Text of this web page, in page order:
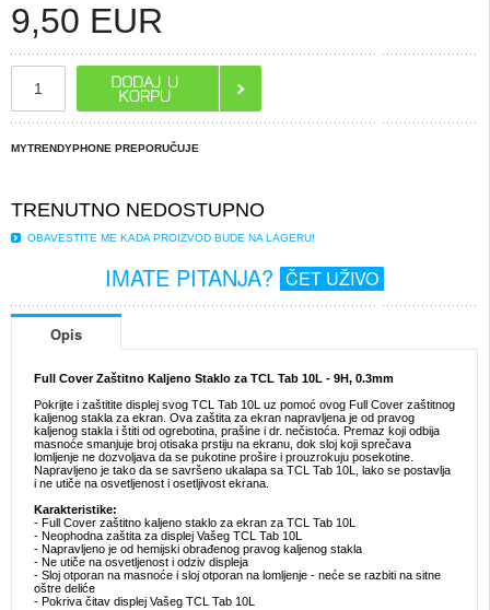
9,50 EUR
MYTRENDYPHONE PREPORUČUJE
TRENUTNO NEDOSTUPNO
OBAVESTITE ME KADA PROIZVOD BUDE NA LAGERU!
IMATE PITANJA? ČET UŽIVO
Opis
Full Cover Zaštitno Kaljeno Staklo za TCL Tab 10L - 9H, 0.3mm
Pokrijte i zaštitite displej svog TCL Tab 10L uz pomoć ovog Full Cover zaštitnog
kaljenog stakla za ekran. Ova zaštita za ekran napravljena je od pravog
kaljenog stakla i štiti od ogrebotina, prašine i dr. nečistoća. Premaz koji odbija
masnoće smanjuje broj otisaka prstiju na ekranu, dok sloj koji sprečava
lomljenje ne dozvoljava da se pukotine prošire i prouzrokuju posekotine.
Napravljeno je tako da se savršeno ukalapa sa TCL Tab 10L, lako se postavlja
i ne utiče na osvetljenost i osetljivost ekrana.
Karakteristike:
- Full Cover zaštitno kaljeno staklo za ekran za TCL Tab 10L
- Neophodna zaštita za displej Vašeg TCL Tab 10L
- Napravljeno je od hemijski obrađenog pravog kaljenog stakla
- Ne utiče na osvetljenost i odziv displeja
- Sloj otporan na masnoće i sloj otporan na lomljenje - neće se razbiti na sitne
oštre deliće
- Pokriva čitav displej Vašeg TCL Tab 10L